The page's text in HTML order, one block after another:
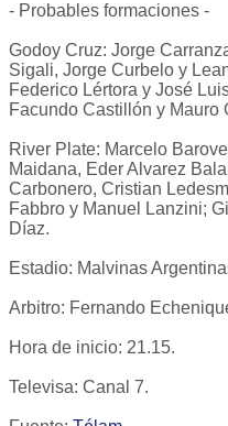
- Probables formaciones -
Godoy Cruz: Jorge
Sigali, Jorge Curbelo y
Federico Lértora y José
Facundo Castillón y Mauro
River Plate: Marcelo
Maidana, Eder Alvarez
Carbonero, Cristian
Fabbro y Manuel Lanzini;
Díaz.
Estadio: Malvinas
Arbitro: Fernando
Hora de inicio: 21.15.
Televisa: Canal 7.